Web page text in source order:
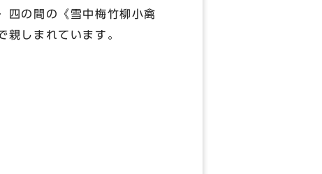
四の間の《雪中梅竹柳小禽
親しまれています。